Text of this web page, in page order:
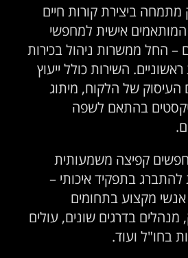
ביצירת קורות חיים
המותאמים אישית למחפשי
– החל ממשרות ניהול בכירות
השירות כולל ייעוץ
של הלקוח, מיתוג
טקסטים בהתאם לשפה
קפיצה משמעותית
להתברג בתפקיד איכותי –
אנשי מקצוע בתחומים
מנהלים בדרגים שונים, עולים
בחו"ל ועוד.